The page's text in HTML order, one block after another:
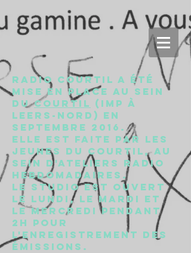
Radio Courtil a été
mise en place au sein
duCourtil (IMP à
Leers-Nord) en
septembre 2016.
Elle est faite par les
jeunes du Courtil, au
sein d'ateliers radio
hebdomadaires.
Le studio est ouvert
le lundi, le mardi et
le mercredi pendant
2h pour
l'enregistrement des
émissions.